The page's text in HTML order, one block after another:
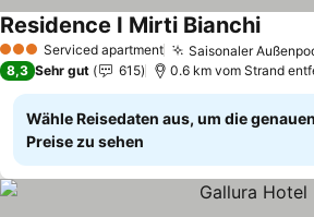
3 SterneServiced apartment Saisonaler
Residence I Mirti Bianchi
8,3 Sehr gut 615 0.6 km vom Strand
Wähle Reisedaten aus, um die genauen
Preise zu sehen